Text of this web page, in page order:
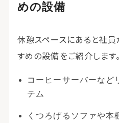
めの設備
休憩スペースにあると社
すめの設備をご紹介します。
コーヒーサーバーなど
テム
くつろげるソファや本